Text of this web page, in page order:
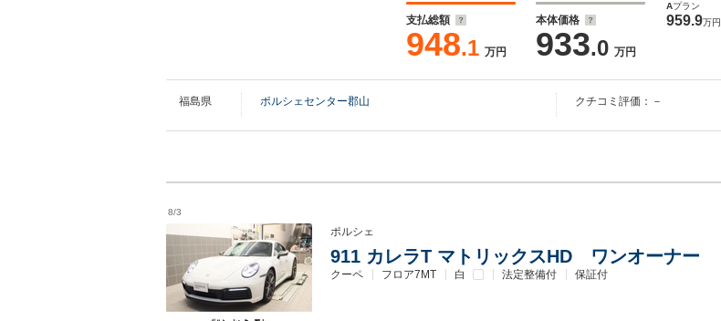
支払総額
948.1 万円
本体価格
933.0 万円
Aプラン
959.9万円
福島県 ポルシェセンター郡山 クチコミ評価：－
8/3
ポルシェ
911 カレラT マトリックスHD ワンオーナー
クーペ フロア7MT 白 法定整備付 保証付